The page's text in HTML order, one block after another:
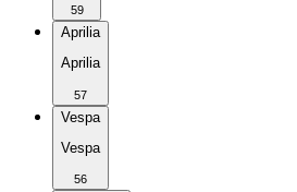
59
Aprilia
Aprilia
57
Vespa
Vespa
56